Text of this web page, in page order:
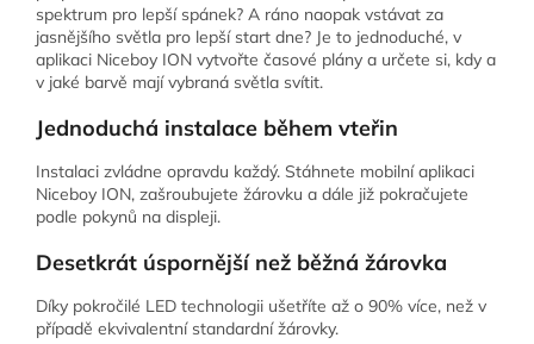
spektrum pro lepší spánek? A ráno naopak vstávat za
jasnějšího světla pro lepší start dne? Je to jednoduché, v
aplikaci Niceboy ION vytvořte časové plány a určete si, kdy a
v jaké barvě mají vybraná světla svítit.
Jednoduchá instalace během vteřin
Instalaci zvládne opravdu každý. Stáhnete mobilní aplikaci
Niceboy ION, zašroubujete žárovku a dále již pokračujete
podle pokynů na displeji.
Desetkrát úspornější než běžná žárovka
Díky pokročilé LED technologii ušetříte až o 90% více, než v
případě ekvivalentní standardní žárovky.